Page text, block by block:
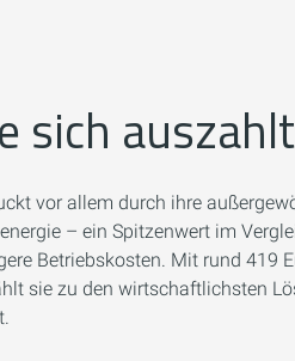
sich auszahlt
vor allem durch ihre
– ein Spitzenwert im
Betriebskosten. Mit rund 419
sie zu den wirtschaftlichsten